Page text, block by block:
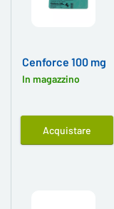
Cenforce 100 mg
In magazzino
Acquistare